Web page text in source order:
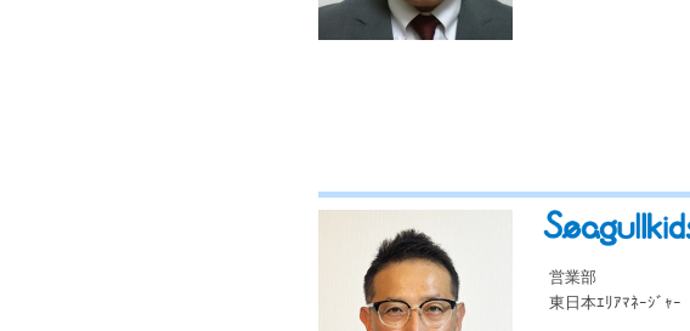
営業部
東日本ｴﾘｱﾏﾈｰｼﾞｬｰ